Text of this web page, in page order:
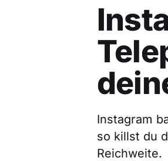
Instagram
so killst du
Reichweite.